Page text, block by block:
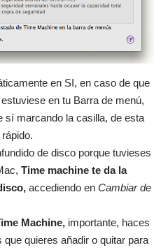
en SI, en caso de que
en tu Barra de menú,
sí marcando la casilla, de esta
de disco porque tuvieses
Time machine te da la
accediendo en Cambiar de
Machine, importante, haces
quieres añadir o quitar para